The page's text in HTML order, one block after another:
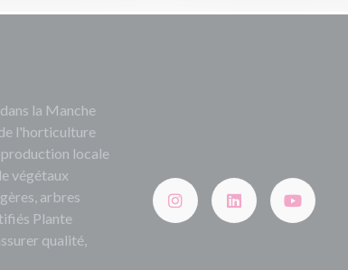
la Manche
l'horticulture
production locale
végétaux
arbres
Plante
qualité,